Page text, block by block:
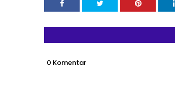
0 Komentar